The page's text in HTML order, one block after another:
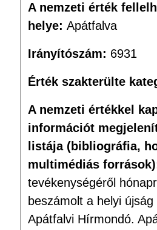
A nemzeti érték
helye: Apátfalva
Irányítószám: 6931
Érték szakterülte
A nemzeti értékkel
információt
listája (bibliográfia,
multimédiás
tevékenységéről
beszámolt a helyi
Apátfalvi Hírmondó.